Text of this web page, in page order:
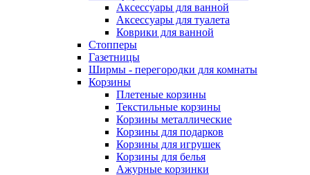
Аксессуары для ванной
Аксессуары для туалета
Коврики для ванной
Стопперы
Газетницы
Ширмы - перегородки для комнаты
Корзины
Плетеные корзины
Текстильные корзины
Корзины металлические
Корзины для подарков
Корзины для игрушек
Корзины для белья
Ажурные корзинки